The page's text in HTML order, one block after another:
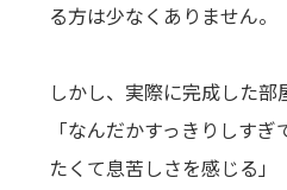
る方は少なくありません。
しかし、実際に完成した部
「なんだかすっきりしす
たくて息苦しさを感じる